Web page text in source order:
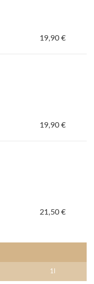
19,90 €
19,90 €
21,50 €
1l